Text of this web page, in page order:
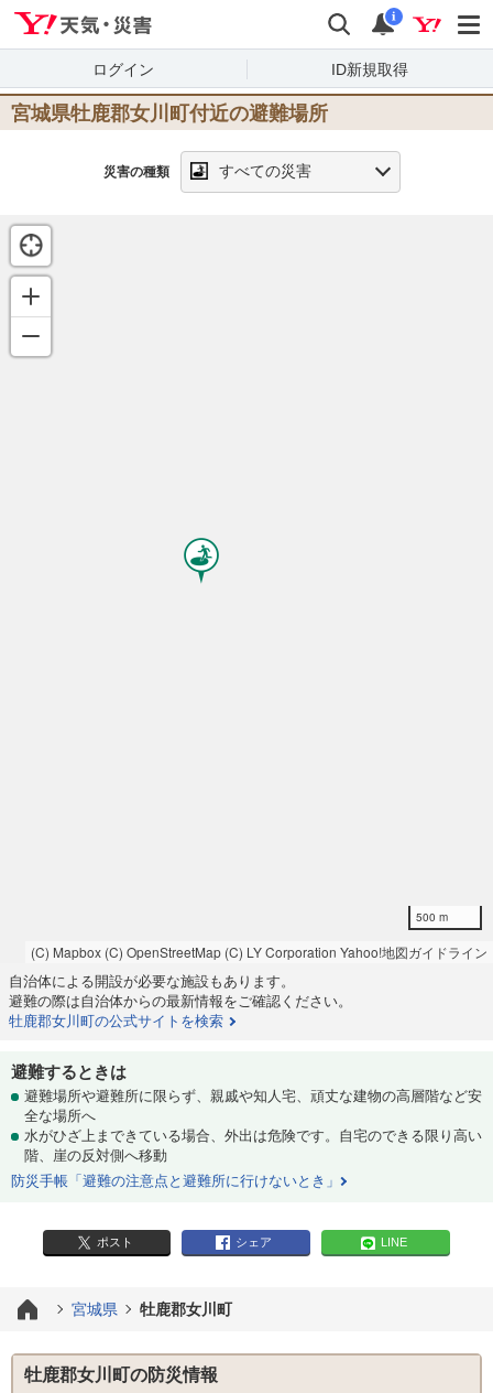
検索 通知
i
ログイン ID新規取得
宮城県牡鹿郡女川町 付近の避難場所
災害の種類 すべての災害
500 m
(C) Mapbox (C) OpenStreetMap (C) LY Corporation Yahoo!地図ガイドライン
自治体による開設が必要な施設もあります。
避難の際は自治体からの最新情報をご確認ください。
牡鹿郡女川町の公式サイトを検索
避難するときは
避難場所や避難所に限らず、親戚や知人宅、頑丈な建物の高層階など安
全な場所へ
水がひざ上まできている場合、外出は危険です。自宅のできる限り高い
階、崖の反対側へ移動
防災手帳「避難の注意点と避難所に行けないとき」
ポスト シェア LINE
宮城県 牡鹿郡女川町
牡鹿郡女川町の防災情報